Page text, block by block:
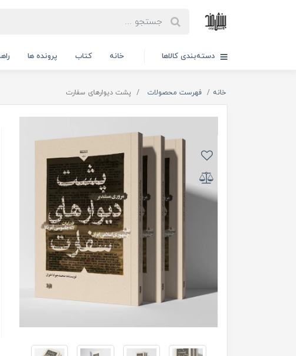
دسته‌بندی کالاها خانه کتاب پرونده ها
خانه فهرست محصولات پشت دیوارهای سفارت